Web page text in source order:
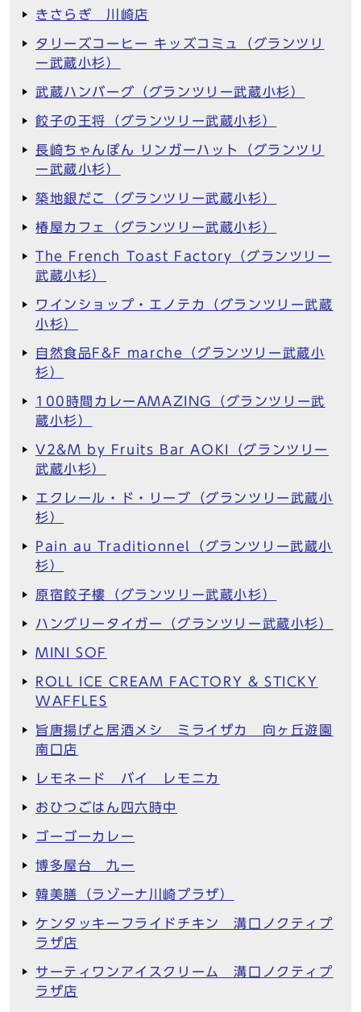
きさらぎ 川崎店
タリーズコーヒー キッズコミュ（グランツリ
ー武蔵小杉）
武蔵ハンバーグ（グランツリー武蔵小杉）
餃子の王将（グランツリー武蔵小杉）
長崎ちゃんぽん リンガーハット（グランツリ
ー武蔵小杉）
築地銀だこ（グランツリー武蔵小杉）
椿屋カフェ（グランツリー武蔵小杉）
The French Toast Factory（グランツリー
武蔵小杉）
ワインショップ・エノテカ（グランツリー武蔵
小杉）
自然食品F&F marche（グランツリー武蔵小
杉）
100時間カレーAMAZING（グランツリー武
蔵小杉）
V2&M by Fruits Bar AOKI（グランツリー
武蔵小杉）
エクレール・ド・リーブ（グランツリー武蔵小
杉）
Pain au Traditionnel（グランツリー武蔵小
杉）
原宿餃子樓（グランツリー武蔵小杉）
ハングリータイガー（グランツリー武蔵小杉）
MINI SOF
ROLL ICE CREAM FACTORY & STICKY
WAFFLES
旨唐揚げと居酒メシ ミライザカ 向ヶ丘遊園
南口店
レモネード バイ レモニカ
おひつごはん四六時中
ゴーゴーカレー
博多屋台 九一
韓美膳（ラゾーナ川崎プラザ）
ケンタッキーフライドチキン 溝口ノクティプ
ラザ店
サーティワンアイスクリーム 溝口ノクティプ
ラザ店